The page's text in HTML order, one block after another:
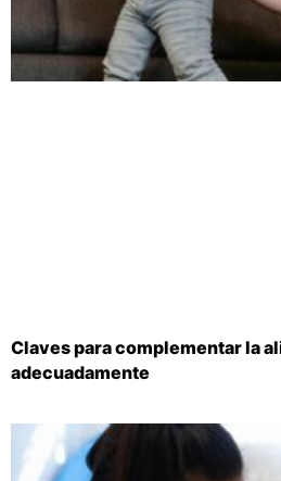
Claves para complementar la
adecuadamente